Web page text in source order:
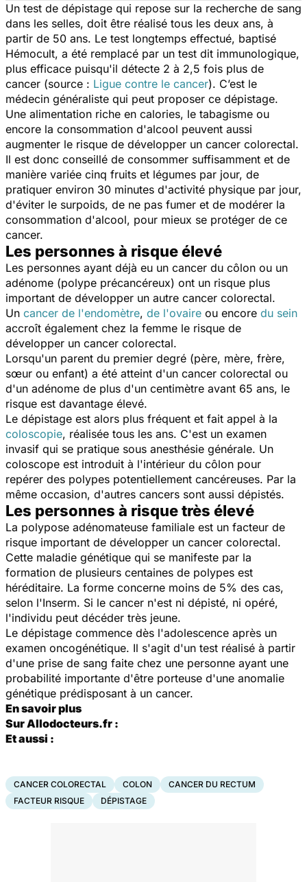
Un test de dépistage qui repose sur la recherche de sang
dans les selles, doit être réalisé tous les deux ans, à
partir de 50 ans. Le test longtemps effectué, baptisé
Hémocult, a été remplacé par un test dit immunologique,
plus efficace puisqu'il détecte 2 à 2,5 fois plus de
cancer (source : Ligue contre le cancer). C’est le
médecin généraliste qui peut proposer ce dépistage.
Une alimentation riche en calories, le tabagisme ou
encore la consommation d'alcool peuvent aussi
augmenter le risque de développer un cancer colorectal.
Il est donc conseillé de consommer suffisamment et de
manière variée cinq fruits et légumes par jour, de
pratiquer environ 30 minutes d'activité physique par jour,
d'éviter le surpoids, de ne pas fumer et de modérer la
consommation d'alcool, pour mieux se protéger de ce
cancer.
Les personnes à risque élevé
Les personnes ayant déjà eu un cancer du côlon ou un
adénome (polype précancéreux) ont un risque plus
important de développer un autre cancer colorectal.
Un cancer de l'endomètre, de l'ovaire ou encore du sein
accroît également chez la femme le risque de
développer un cancer colorectal.
Lorsqu'un parent du premier degré (père, mère, frère,
sœur ou enfant) a été atteint d'un cancer colorectal ou
d'un adénome de plus d'un centimètre avant 65 ans, le
risque est davantage élevé.
Le dépistage est alors plus fréquent et fait appel à la
coloscopie, réalisée tous les ans. C'est un examen
invasif qui se pratique sous anesthésie générale. Un
coloscope est introduit à l'intérieur du côlon pour
repérer des polypes potentiellement cancéreuses. Par la
même occasion, d'autres cancers sont aussi dépistés.
Les personnes à risque très élevé
La polypose adénomateuse familiale est un facteur de
risque important de développer un cancer colorectal.
Cette maladie génétique qui se manifeste par la
formation de plusieurs centaines de polypes est
héréditaire. La forme concerne moins de 5% des cas,
selon l'Inserm. Si le cancer n'est ni dépisté, ni opéré,
l'individu peut décéder très jeune.
Le dépistage commence dès l'adolescence après un
examen oncogénétique. Il s'agit d'un test réalisé à partir
d'une prise de sang faite chez une personne ayant une
probabilité importante d'être porteuse d'une anomalie
génétique prédisposant à un cancer.
En savoir plus
Sur Allodocteurs.fr :
Et aussi :
CANCER COLORECTAL COLON
CANCER DU RECTUM
FACTEUR RISQUE
DÉPISTAGE